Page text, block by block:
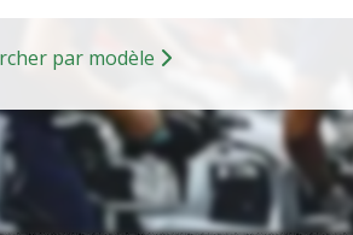
Rechercher par modèle